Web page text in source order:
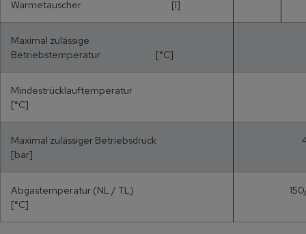
Wärmetauscher [l]
Maximal zulässige
Betriebstemperatur [°C]
Mindestrücklauftemperatur
[°C]
Maximal zulässiger Betriebsdruck
[bar]
Abgastemperatur (NL / TL)
[°C]